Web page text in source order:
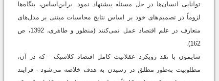
توانایی انسان‌ها در حل مسئله پیشنهاد نمود. براین‌اساس، بنگاه‌ها
لزوماً در تصمیم‌های خود بر اساس نتایج محاسبات مبتنی بر مدل‌های
متعارف در علم اقتصاد عمل نمی‌کنند (منظور و طاهری، 1392، ص
162).
سایمون با نقد رویکرد عقلانیت کامل اقتصاد کلاسیک - که در آن،
مطلوبیت به‌طور مطلق در رسیدن به هدف خلاصه می‌شود - فرایند